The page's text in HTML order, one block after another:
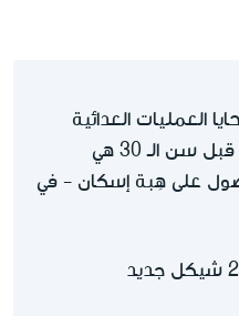
العمليات العدائية
ويقومون بشراء شقة قبل سن الـ 30 هي
على هِبة إسكان - في